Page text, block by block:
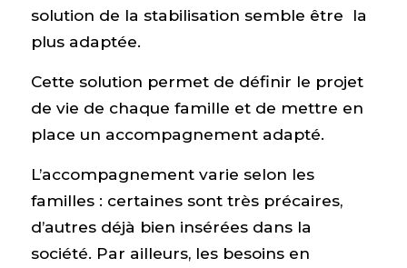
solution de la stabilisation semble être la
plus adaptée.
Cette solution permet de définir le projet
de vie de chaque famille et de mettre en
place un accompagnement adapté.
L’accompagnement varie selon les
familles : certaines sont très précaires,
d’autres déjà bien insérées dans la
société. Par ailleurs, les besoins en